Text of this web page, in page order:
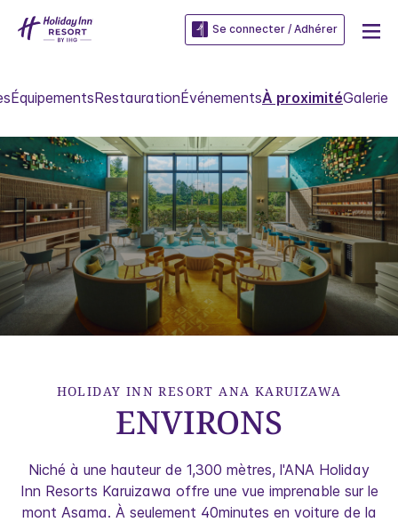
Se connecter / Adhérer
ÉquipementsRestaurationÉvénementsÀ proximitéGalerie
HOLIDAY INN RESORT ANA KARUIZAWA
ENVIRONS
Niché à une hauteur de 1,300 mètres, l'ANA Holiday
Inn Resorts Karuizawa offre une vue imprenable sur le
mont Asama. À seulement 40minutes en voiture de la